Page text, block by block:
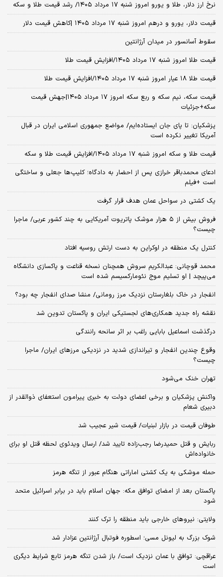
نرخ ارز دلار، طلا و یورو امروز شنبه ۱۷ مرداد ۱۴۰۵/ رشد قیمت طلا و سکه
قیمت دلار، یورو و درهم امروز شنبه ۱۷ مرداد ۱۴۰۵ |کاهش قیمت دلار
سقوط آسانسور در میدان آرژانتین
قیمت طلا امروز شنبه ۱۷ مرداد ۱۴۰۵/افزایش قیمت طلا
قیمت طلا ۱۸ عیار امروز شنبه ۱۷ مرداد ۱۴۰۵/افزایش قیمت طلا
قیمت سکه، نیم سکه و ربع سکه امروز ۱۷ مرداد ۱۴۰۵|جهش قیمت
سکه+جزئیات
پزشکیان: تا پای جان ایستاده‌ایم/ مواضع جمهوری اسلامی ایران در قبال
آمریکا تغییر نکرده است
قیمت طلا و سکه امروز شنبه ۱۷ مرداد ۱۴۰۵/افزایش قیمت طلا و سکه
ادعای محمدباقر خرازی پس از احضار به دادگاه؛ کلیپ‌ها جعلی و ساختگی
است +فیلم
یک کشتی در سواحل عمان هدف قرار گرفت
فروش بیش از ۵ هزار موشک پاتریوت آمریکایی به چند کشور عربی/ ماجرا
چیست؟
کنترل یک منطقه در اوکراین به دست ارتش روسیه افتاد
محمد قوچانی: عبدالکریم سروش همچنان نسخه قناعت و پاکسازی دانشگاه
می‌پیچد | او تسلیم موج نئومارکسیسم شده است
انفجار در خاک بلغارستان نزدیک مرز رومانی/ منشا صدای انفجار چه بود؟
نقشه راه جدید همکاری‌های لجستیکی ایران و پاکستان تدوین شد
درگذشت اسماعیل بابایی راغب بر اثر سانحه رانندگی
وقوع چندین انفجار و تیراندازی شدید در نزدیکی مرز‌های ایران/ ماجرا
چیست؟
تهران خنک می‌شود
واکنش پزشکیان و برخی اعضای دولت به خبری پیرامون استعفای ذوالقدر از
دبیری شعام
طوفان قیمت در بازار لبنیات/ قیمت شیر عجیب شد
ربایش و قتل حمیدرضا رجب‌زاده تایید شد/ ارسال ویدئوی لحظه قتل او برای
خانواده‌اش
حمله موشکی به یک کشتی اماراتی هنگام عبور از تنگه هرمز
پاکستان بعد از امضای توافق مکه: جهان اسلام باید در برابر اسرائیل متحد
شود
ولایتی: نیروهای خارجی باید منطقه را ترک کنند
شوک بزرگ به لیونل مسی؛ اسطوره فوتبال آرژانتین عزادار شد
عراقچی: توافق با عمان نزدیک است/ باز شدن تنگه هرمز تابع شرایط دیگری
است